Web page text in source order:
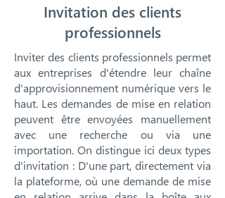
Invitation des clients
professionnels
Inviter des clients professionnels permet
aux entreprises d'étendre leur chaîne
d'approvisionnement numérique vers le
haut. Les demandes de mise en relation
peuvent être envoyées manuellement
avec une recherche ou via une
importation. On distingue ici deux types
d'invitation : D'une part, directement via
la plateforme, où une demande de mise